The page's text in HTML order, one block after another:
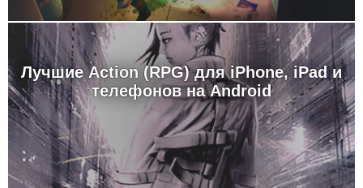
Лучшие Action (RPG) для iPhone, iPad и
телефонов на Android